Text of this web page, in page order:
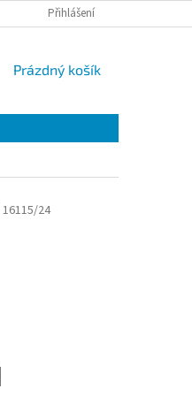
VÝMĚNA A VRÁCENÍ ZBOŽÍ
Přihlášení
NÁKUPNÍ
Prázdný košík
16115/24